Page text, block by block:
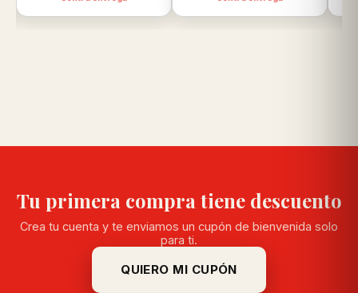
Tu primera compra tiene descuento
Crea tu cuenta y te enviamos un cupón de bienvenida solo
para ti.
QUIERO MI CUPÓN